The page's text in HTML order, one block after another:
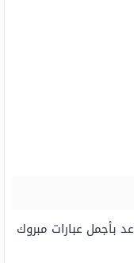
بأجمل عبارات مبروك